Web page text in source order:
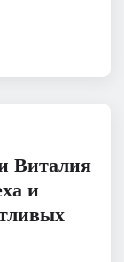
Виталия
и